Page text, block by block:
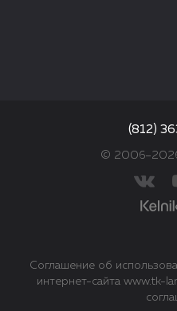
©
(812)
Соглашение об
интернет-сайта www.tk-